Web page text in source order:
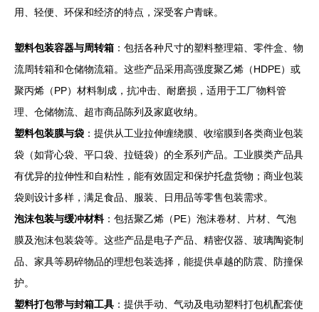
用、轻便、环保和经济的特点，深受客户青睐。
塑料包装容器与周转箱 ：包括各种尺寸的塑料整理箱、零件盒、物
流周转箱和仓储物流箱。这些产品采用高强度聚乙烯（HDPE）或
聚丙烯（PP）材料制成，抗冲击、耐磨损，适用于工厂物料管
理、仓储物流、超市商品陈列及家庭收纳。
塑料包装膜与袋 ：提供从工业拉伸缠绕膜、收缩膜到各类商业包装
袋（如背心袋、平口袋、拉链袋）的全系列产品。工业膜类产品具
有优异的拉伸性和自粘性，能有效固定和保护托盘货物；商业包装
袋则设计多样，满足食品、服装、日用品等零售包装需求。
泡沫包装与缓冲材料：包括聚乙烯（PE）泡沫卷材、片材、气泡
膜及泡沫包装袋等。这些产品是电子产品、精密仪器、玻璃陶瓷制
品、家具等易碎物品的理想包装选择，能提供卓越的防震、防撞保
护。
塑料打包带与封箱工具 ：提供手动、气动及电动塑料打包机配套使